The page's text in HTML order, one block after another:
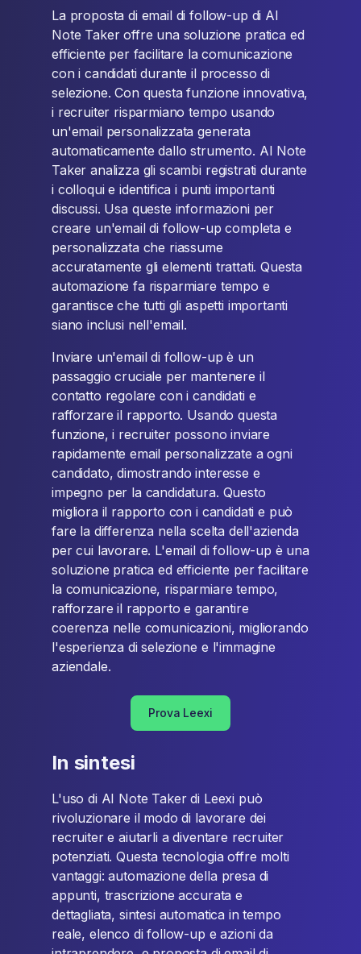
La proposta di email di follow-up di AI
Note Taker offre una soluzione pratica ed
efficiente per facilitare la comunicazione
con i candidati durante il processo di
selezione. Con questa funzione innovativa,
i recruiter risparmiano tempo usando
un'email personalizzata generata
automaticamente dallo strumento. AI Note
Taker analizza gli scambi registrati durante
i colloqui e identifica i punti importanti
discussi. Usa queste informazioni per
creare un'email di follow-up completa e
personalizzata che riassume
accuratamente gli elementi trattati. Questa
automazione fa risparmiare tempo e
garantisce che tutti gli aspetti importanti
siano inclusi nell'email.
Inviare un'email di follow-up è un
passaggio cruciale per mantenere il
contatto regolare con i candidati e
rafforzare il rapporto. Usando questa
funzione, i recruiter possono inviare
rapidamente email personalizzate a ogni
candidato, dimostrando interesse e
impegno per la candidatura. Questo
migliora il rapporto con i candidati e può
fare la differenza nella scelta dell'azienda
per cui lavorare. L'email di follow-up è una
soluzione pratica ed efficiente per facilitare
la comunicazione, risparmiare tempo,
rafforzare il rapporto e garantire
coerenza nelle comunicazioni, migliorando
l'esperienza di selezione e l'immagine
aziendale.
Prova Leexi
In sintesi
L'uso di AI Note Taker di Leexi può
rivoluzionare il modo di lavorare dei
recruiter e aiutarli a diventare recruiter
potenziati. Questa tecnologia offre molti
vantaggi: automazione della presa di
appunti, trascrizione accurata e
dettagliata, sintesi automatica in tempo
reale, elenco di follow-up e azioni da